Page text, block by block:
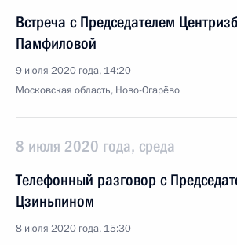
Встреча с Председателем
Памфиловой
9 июля 2020 года, 14:20
Московская область, Ново-Огарёво
8 июля 2020 года, среда
Телефонный разговор с
Цзиньпином
8 июля 2020 года, 15:30